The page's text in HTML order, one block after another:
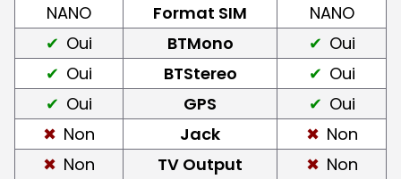
NANO Format SIM
NANO
Oui
BTMono
Oui
Oui
BTStereo
Oui
Oui
GPS
Oui
Non
Jack
Non
Non
TV Output
Non